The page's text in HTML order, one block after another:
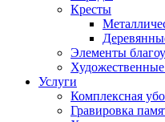
Кресты
Элементы
Услуги
Комплексная
Гравировка